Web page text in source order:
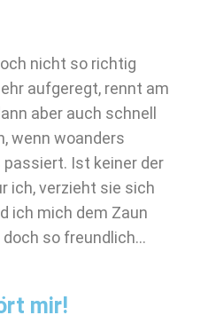
nicht so richtig
aufgeregt, rennt am
aber auch schnell
wenn woanders
Ist keiner der
ich, verzieht sie sich
ich mich dem Zaun
doch so freundlich…
mir!